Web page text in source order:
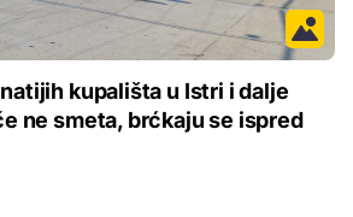
kupališta u Istri i dalje
ne smeta, brćkaju se ispred